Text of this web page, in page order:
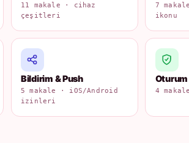
11 makale · cihaz
çeşitleri
7
ikonu
Bildirim & Push
5 makale · iOS/Android
izinleri
4